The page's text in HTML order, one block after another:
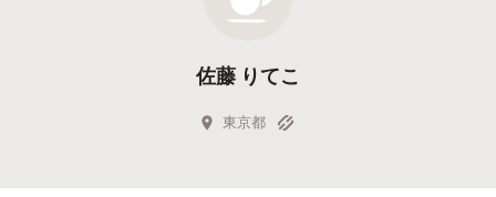
佐藤 りてこ
東京都